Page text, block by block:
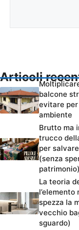
Articoli
balcone
evitare
ambiente
Brutto ma
trucco
per
(senza
patrimonio)
La teoria
spezza la
vecchio
sguardo)